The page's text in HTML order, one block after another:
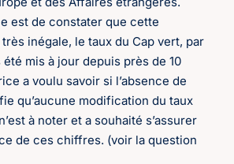
est de constater que cette
inégale, le taux du Cap vert, par
été mis à jour depuis près de 10
a voulu savoir si l’absence de
qu’aucune modification du taux
à noter et a souhaité s’assurer
de ces chiffres. (voir la question